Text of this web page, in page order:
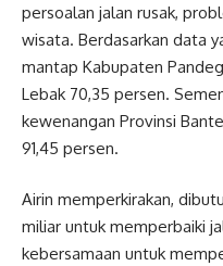
persoalan jalan rusak,
wisata. Berdasarkan data
mantap Kabupaten
Lebak 70,35 persen.
kewenangan Provinsi
91,45 persen.
Airin memperkirakan,
miliar untuk memperbaiki
kebersamaan untuk